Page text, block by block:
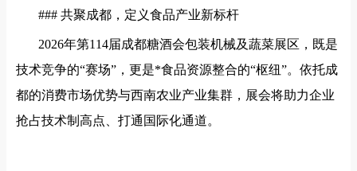
### 共聚成都，定义食品产业新标杆
2026年第114届成都糖酒会包装机械及蔬菜展区，既是
技术竞争的“赛场”，更是*食品资源整合的“枢纽”。依托成
都的消费市场优势与西南农业产业集群，展会将助力企业
抢占技术制高点、打通国际化通道。